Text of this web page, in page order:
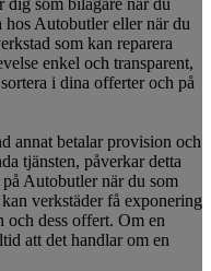
som bilägare när du
Autobutler eller när du
som kan reparera
enkel och transparent,
i dina offerter och på
annat betalar provision och
tjänsten, påverkar detta
Autobutler när du som
verkstäder få exponering
och dess offert. Om en
att det handlar om en